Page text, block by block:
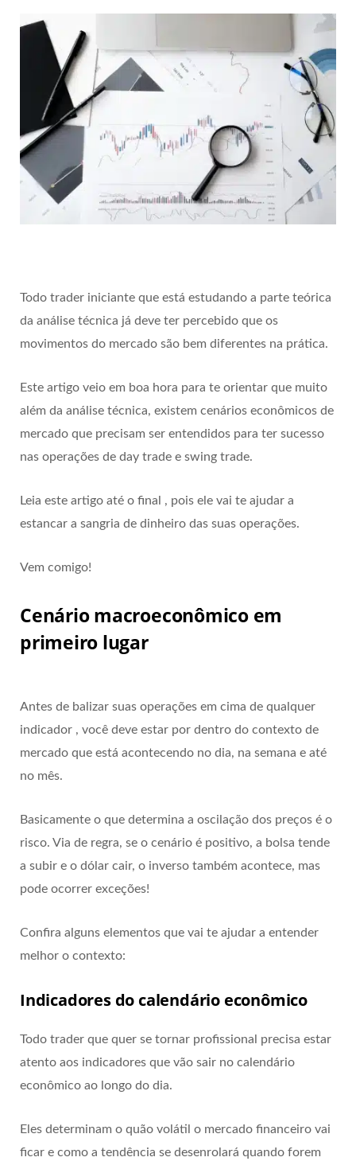
Todo trader iniciante que está estudando a parte teórica
da análise técnica já deve ter percebido que os
movimentos do mercado são bem diferentes na prática.
Este artigo veio em boa hora para te orientar que muito
além da análise técnica, existem cenários econômicos de
mercado que precisam ser entendidos para ter sucesso
nas operações de day trade e swing trade.
Leia este artigo até o final , pois ele vai te ajudar a
estancar a sangria de dinheiro das suas operações.
Vem comigo!
Cenário macroeconômico em
primeiro lugar
Antes de balizar suas operações em cima de qualquer
indicador , você deve estar por dentro do contexto de
mercado que está acontecendo no dia, na semana e até
no mês.
Basicamente o que determina a oscilação dos preços é o
risco. Via de regra, se o cenário é positivo, a bolsa tende
a subir e o dólar cair, o inverso também acontece, mas
pode ocorrer exceções!
Confira alguns elementos que vai te ajudar a entender
melhor o contexto:
Indicadores do calendário econômico
Todo trader que quer se tornar profissional precisa estar
atento aos indicadores que vão sair no calendário
econômico ao longo do dia.
Eles determinam o quão volátil o mercado financeiro vai
ficar e como a tendência se desenrolará quando forem